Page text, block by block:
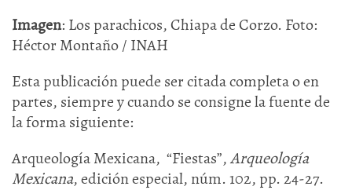
Imagen: Los parachicos, Chiapa de Corzo. Foto:
Héctor Montaño / INAH
Esta publicación puede ser citada completa o en
partes, siempre y cuando se consigne la fuente de
la forma siguiente:
Arqueología Mexicana, “Fiestas”,Arqueología
Mexicana, edición especial, núm. 102, pp. 24-27.